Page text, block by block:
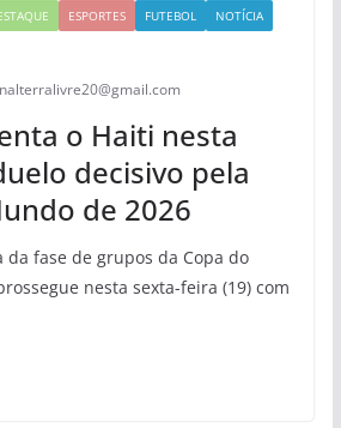
ESPORTES FUTEBOL
NOTÍCIA
o Haiti nesta
decisivo pela
de 2026
da fase de grupos da Copa do
nesta sexta-feira (19) com